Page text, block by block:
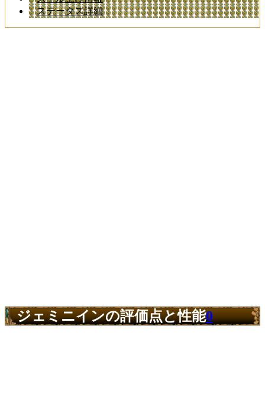
ステータス詳細
ジェミニインの評価点と性能0